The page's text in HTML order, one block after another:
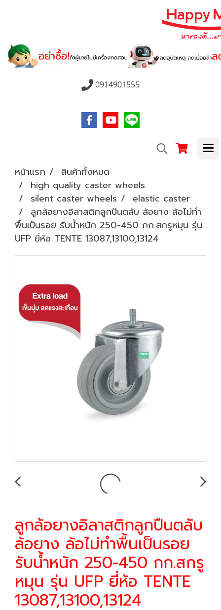
0914901555
หน้าแรก
สินค้าทั้งหมด
high quality caster wheels
silent caster wheels
elastic caster
ลูกล้อยางอิลาสติกลูกปืนตลับ ล้อยาง ล้อไม่ทำ
พื้นเป็นรอย รับน้ำหนัก 250-450 กก.สกรูหมุน รุ่น
UFP ยี่ห้อ TENTE 13087,13100,13124
ลูกล้อยางอิลาสติกลูกปืนตลับ
ล้อยาง ล้อไม่ทำพื้นเป็นรอย
รับน้ำหนัก 250-450 กก.สกรู
หมุน รุ่น UFP ยี่ห้อ TENTE
13087,13100,13124